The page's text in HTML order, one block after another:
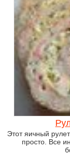
Этот яичный
просто. Все